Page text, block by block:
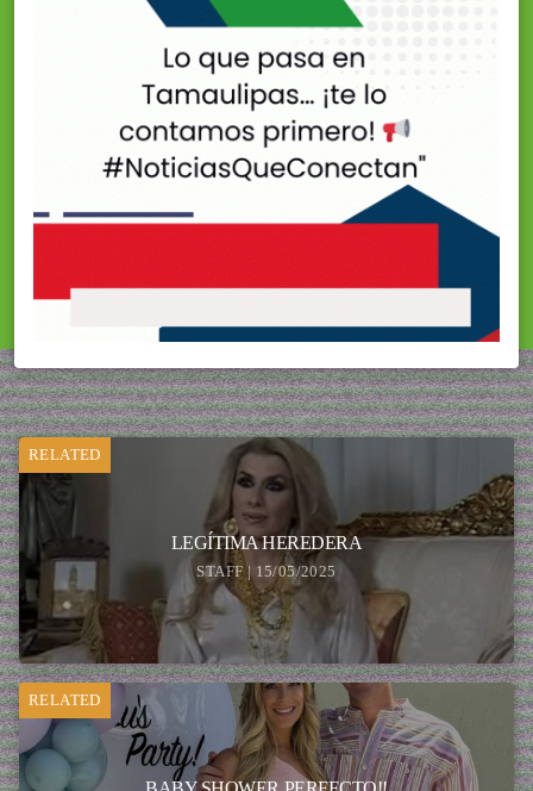
RELATED
LEGÍTIMA HEREDERA
STAFF | 15/05/2025
RELATED